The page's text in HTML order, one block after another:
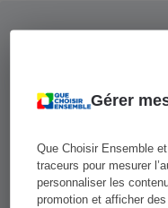
Gérer
Que Choisir Ensemble
traceurs pour mesurer
personnaliser les
promotion et afficher